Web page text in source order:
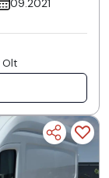
09.2021
Olt